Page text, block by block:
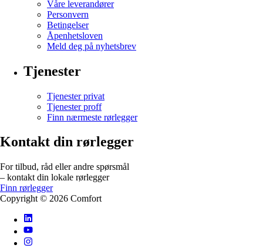
Våre leverandører
Personvern
Betingelser
Åpenhetsloven
Meld deg på nyhetsbrev
Tjenester
Tjenester privat
Tjenester proff
Finn nærmeste rørlegger
Kontakt din rørlegger
For tilbud, råd eller andre spørsmål
– kontakt din lokale rørlegger
Finn rørlegger
Copyright © 2026 Comfort